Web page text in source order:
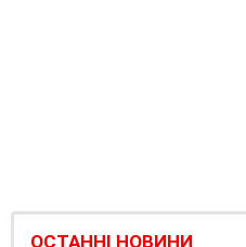
ОСТАННІ НОВИНИ